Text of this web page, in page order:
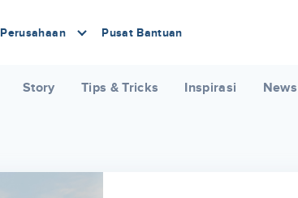
Perusahaan Pusat Bantuan
Story Tips & Tricks Inspirasi News